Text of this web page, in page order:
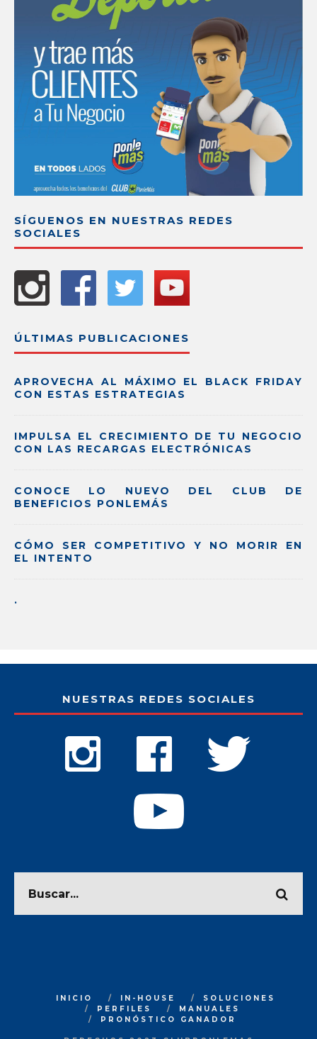
SÍGUENOS EN NUESTRAS REDES
SOCIALES
ÚLTIMAS PUBLICACIONES
APROVECHA AL MÁXIMO EL BLACK FRIDAY
CON ESTAS ESTRATEGIAS
IMPULSA EL CRECIMIENTO DE TU NEGOCIO
CON LAS RECARGAS ELECTRÓNICAS
CONOCE LO NUEVO DEL CLUB DE
BENEFICIOS PONLEMÁS
CÓMO SER COMPETITIVO Y NO MORIR EN
EL INTENTO
.
NUESTRAS REDES SOCIALES
INICIO IN-HOUSE
SOLUCIONES
PERFILES
MANUALES
PRONÓSTICO GANADOR